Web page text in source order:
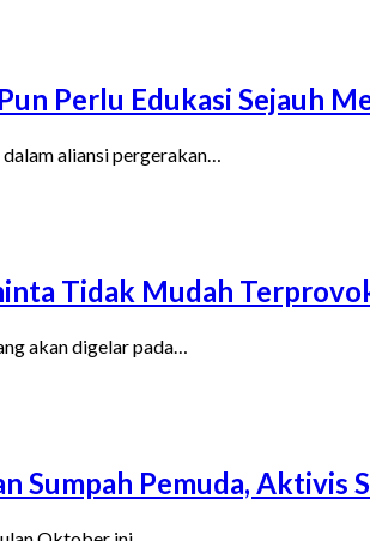
Perlu Edukasi Sejauh
aliansi pergerakan…
Tidak Mudah
akan digelar pada…
Sumpah Pemuda, Aktivis